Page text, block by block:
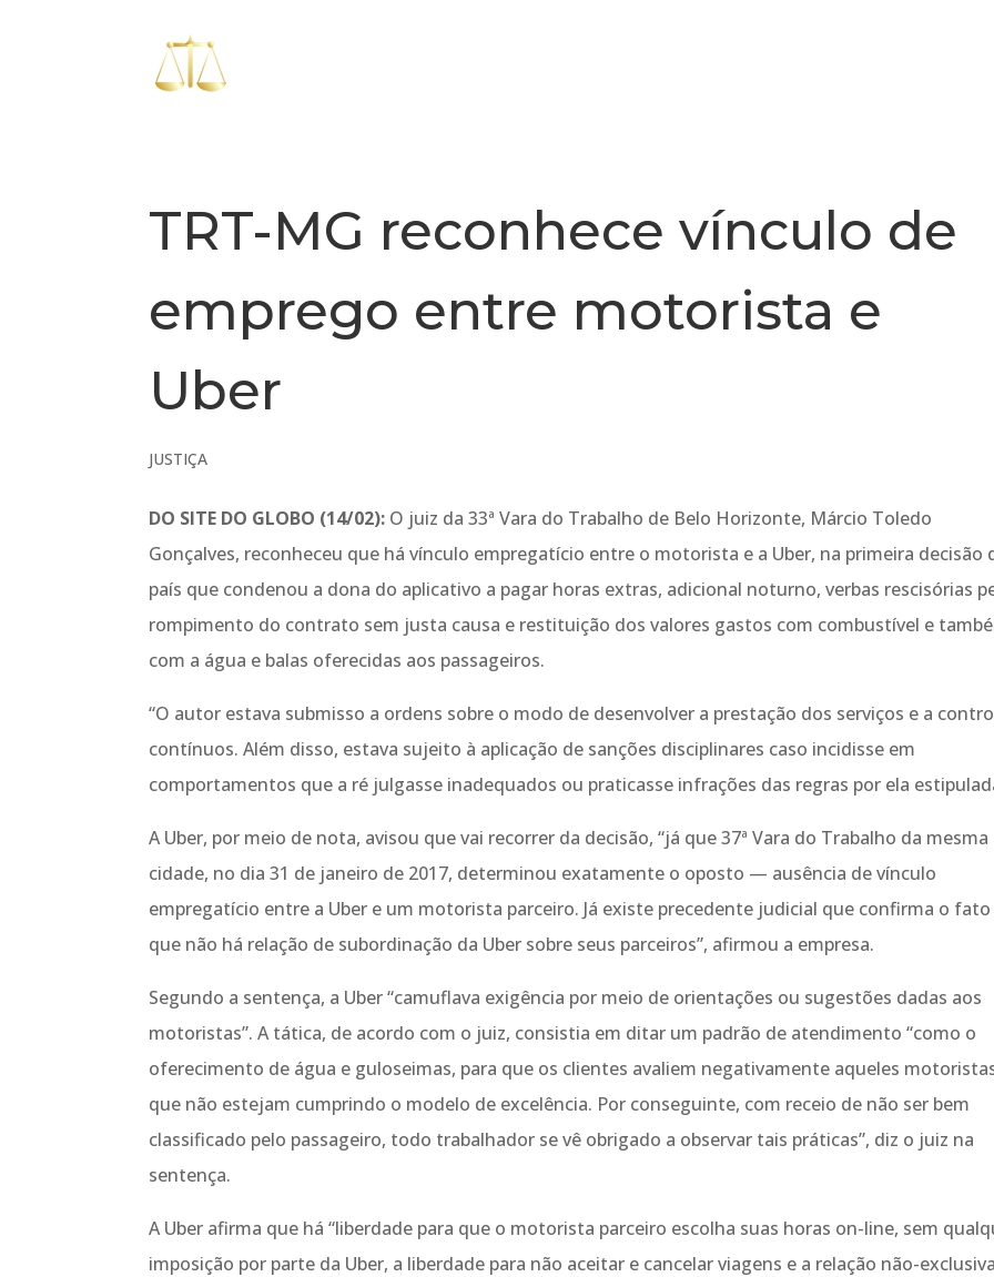
TRT-MG reconhece vínculo de
emprego entre motorista e
Uber
JUSTIÇA
DO SITE DO GLOBO (14/02): O juiz da 33ª Vara do Trabalho de Belo Horizonte, Márcio Toledo
Gonçalves, reconheceu que há vínculo empregatício entre o motorista e a Uber, na primeira decisão
país que condenou a dona do aplicativo a pagar horas extras, adicional noturno, verbas rescisórias
rompimento do contrato sem justa causa e restituição dos valores gastos com combustível e
com a água e balas oferecidas aos passageiros.
“O autor estava submisso a ordens sobre o modo de desenvolver a prestação dos serviços e a
contínuos. Além disso, estava sujeito à aplicação de sanções disciplinares caso incidisse em
comportamentos que a ré julgasse inadequados ou praticasse infrações das regras por ela
A Uber, por meio de nota, avisou que vai recorrer da decisão, “já que 37ª Vara do Trabalho da mesma
cidade, no dia 31 de janeiro de 2017, determinou exatamente o oposto — ausência de vínculo
empregatício entre a Uber e um motorista parceiro. Já existe precedente judicial que confirma o
que não há relação de subordinação da Uber sobre seus parceiros”, afirmou a empresa.
Segundo a sentença, a Uber “camuflava exigência por meio de orientações ou sugestões dadas aos
motoristas”. A tática, de acordo com o juiz, consistia em ditar um padrão de atendimento “como o
oferecimento de água e guloseimas, para que os clientes avaliem negativamente aqueles
que não estejam cumprindo o modelo de excelência. Por conseguinte, com receio de não ser bem
classificado pelo passageiro, todo trabalhador se vê obrigado a observar tais práticas”, diz o juiz na
sentença.
A Uber afirma que há “liberdade para que o motorista parceiro escolha suas horas on-line, sem
imposição por parte da Uber, a liberdade para não aceitar e cancelar viagens e a relação não-exclusiva